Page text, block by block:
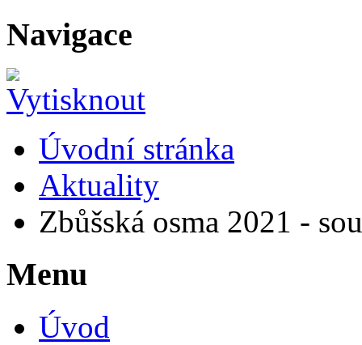
Navigace
Úvodní stránka
Aktuality
Zbůšská osma 2021 -
Menu
Úvod